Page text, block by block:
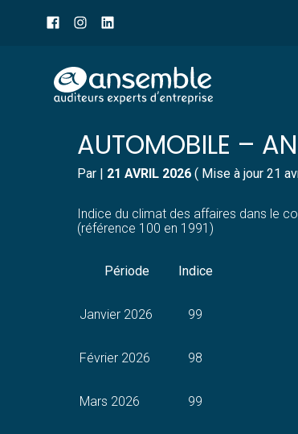
header
Aller
au
INDICE DU
AUTOMOBILE –
Par | 21 AVRIL 2026( Mise à jour 21
Indice du climat des affaires dans le
(référence 100 en 1991)
Période Indice
Janvier 2026 99
Février 2026 98
Mars 2026 99